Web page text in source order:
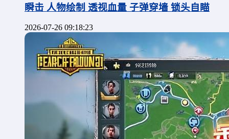
瞬击 人物绘制 透视血量 子弹穿墙 锁头自瞄
2026-07-26 09:18:23